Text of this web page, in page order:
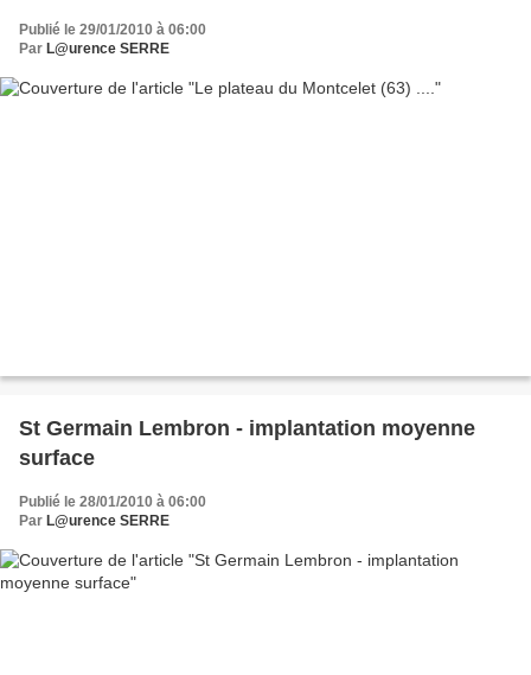
Publié le 29/01/2010 à 06:00
Par L@urence SERRE
St Germain Lembron - implantation moyenne
surface
Publié le 28/01/2010 à 06:00
Par L@urence SERRE